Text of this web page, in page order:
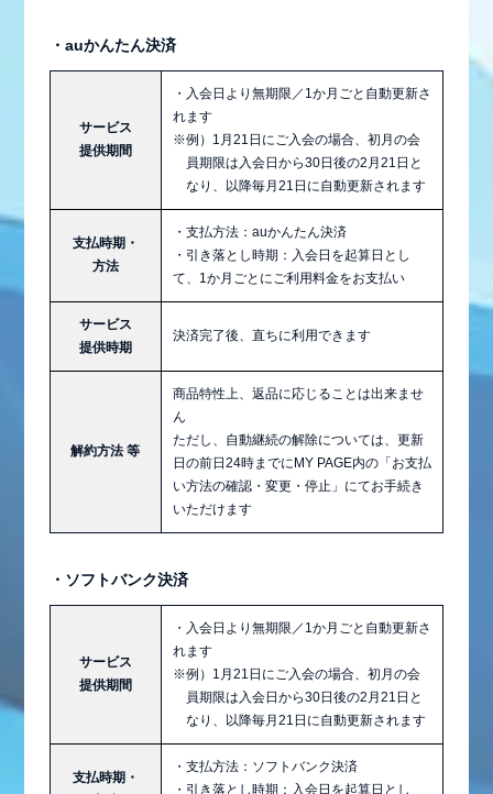
・auかんたん決済
サービス
提供期間
・入会日より無期限／1か月ごと自動更新さ
れます
※例）1月21日にご入会の場合、初月の会
員期限は入会日から30日後の2月21日と
なり、以降毎月21日に自動更新されます
支払時期・
方法
・支払方法：auかんたん決済
・引き落とし時期：入会日を起算日とし
て、1か月ごとにご利用料金をお支払い
サービス
提供時期
決済完了後、直ちに利用できます
解約方法 等
商品特性上、返品に応じることは出来ませ
ん
ただし、自動継続の解除については、更新
日の前日24時までにMY PAGE内の「お支払
い方法の確認・変更・停止」にてお手続き
いただけます
・ソフトバンク決済
サービス
提供期間
・入会日より無期限／1か月ごと自動更新さ
れます
※例）1月21日にご入会の場合、初月の会
員期限は入会日から30日後の2月21日と
なり、以降毎月21日に自動更新されます
支払時期・
・支払方法：ソフトバンク決済
・引き落とし時期：入会日を起算日とし